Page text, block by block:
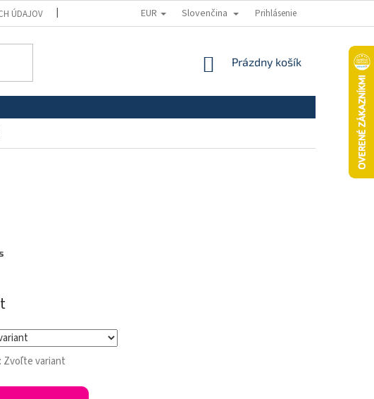
ÚDAJOV ODSTÚPENIE OD ZMLUVY REKLAMAČNÝ PORIADOK
EUR Slovenčina Prihlásenie
NÁKUPNÝ
Prázdny košík
Zvoľte variant